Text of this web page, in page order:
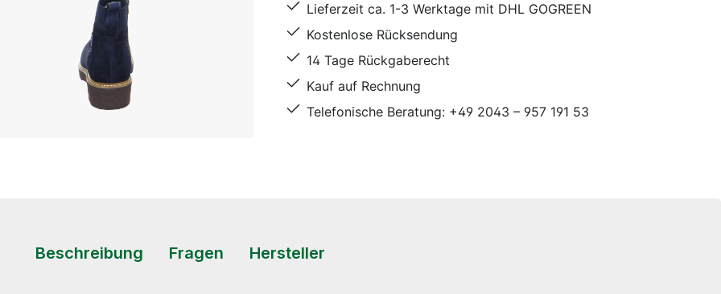
Lieferzeit ca. 1-3 Werktage mit DHL GOGREEN
Kostenlose Rücksendung
14 Tage Rückgaberecht
Kauf auf Rechnung
Telefonische Beratung: +49 2043 – 957 191 53
Beschreibung Fragen Hersteller